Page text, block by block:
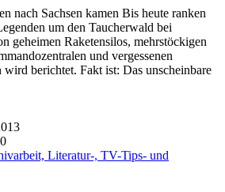
nach Sachsen kamen Bis heute ranken
um den Taucherwald bei
geheimen Raketensilos, mehrstöckigen
und vergessenen
berichtet. Fakt ist: Das unscheinbare
Literatur-, TV-Tips- und